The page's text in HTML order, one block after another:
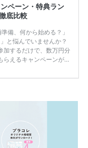
ペーン・特典ラン
底比較
備、何から始める？」
と悩んでいませんか？
加するだけで、数万円分
らえるキャンペーンがあ
してしまうことも……。
典は？」といった疑問も
補を絞れる「ウェディ
型 […]続きを読む